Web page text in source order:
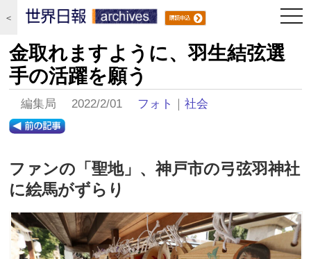
＜
金取れますように、羽生結弦選
手の活躍を願う
編集局 2022/2/01 フォト ｜社会
ファンの「聖地」、神戸市の弓弦羽神社
に絵馬がずらり